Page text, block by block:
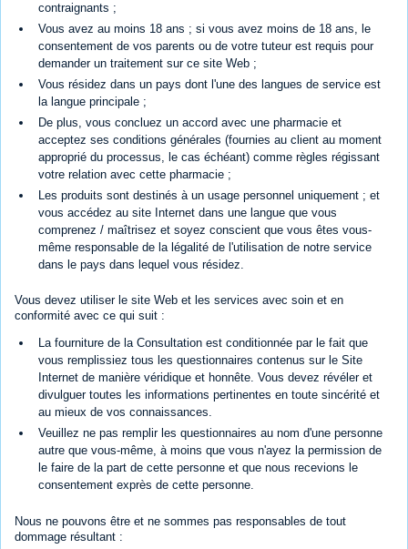
contraignants ;
Vous avez au moins 18 ans ; si vous avez moins de 18 ans, le
consentement de vos parents ou de votre tuteur est requis pour
demander un traitement sur ce site Web ;
Vous résidez dans un pays dont l'une des langues de service est
la langue principale ;
De plus, vous concluez un accord avec une pharmacie et
acceptez ses conditions générales (fournies au client au moment
approprié du processus, le cas échéant) comme règles régissant
votre relation avec cette pharmacie ;
Les produits sont destinés à un usage personnel uniquement ; et
vous accédez au site Internet dans une langue que vous
comprenez / maîtrisez et soyez conscient que vous êtes vous-
même responsable de la légalité de l'utilisation de notre service
dans le pays dans lequel vous résidez.
Vous devez utiliser le site Web et les services avec soin et en
conformité avec ce qui suit :
La fourniture de la Consultation est conditionnée par le fait que
vous remplissiez tous les questionnaires contenus sur le Site
Internet de manière véridique et honnête. Vous devez révéler et
divulguer toutes les informations pertinentes en toute sincérité et
au mieux de vos connaissances.
Veuillez ne pas remplir les questionnaires au nom d'une personne
autre que vous-même, à moins que vous n'ayez la permission de
le faire de la part de cette personne et que nous recevions le
consentement exprès de cette personne.
Nous ne pouvons être et ne sommes pas responsables de tout
dommage résultant :